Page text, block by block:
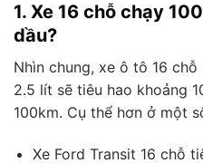
1. Xe 16 chỗ chạy
dầu?
Nhìn chung, xe ô tô 16
2.5 lít sẽ tiêu hao khoảng
100km. Cụ thể hơn ở một
Xe Ford Transit 16 chỗ